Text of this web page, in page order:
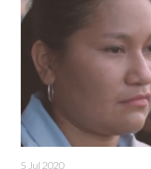
5 Jul 2020